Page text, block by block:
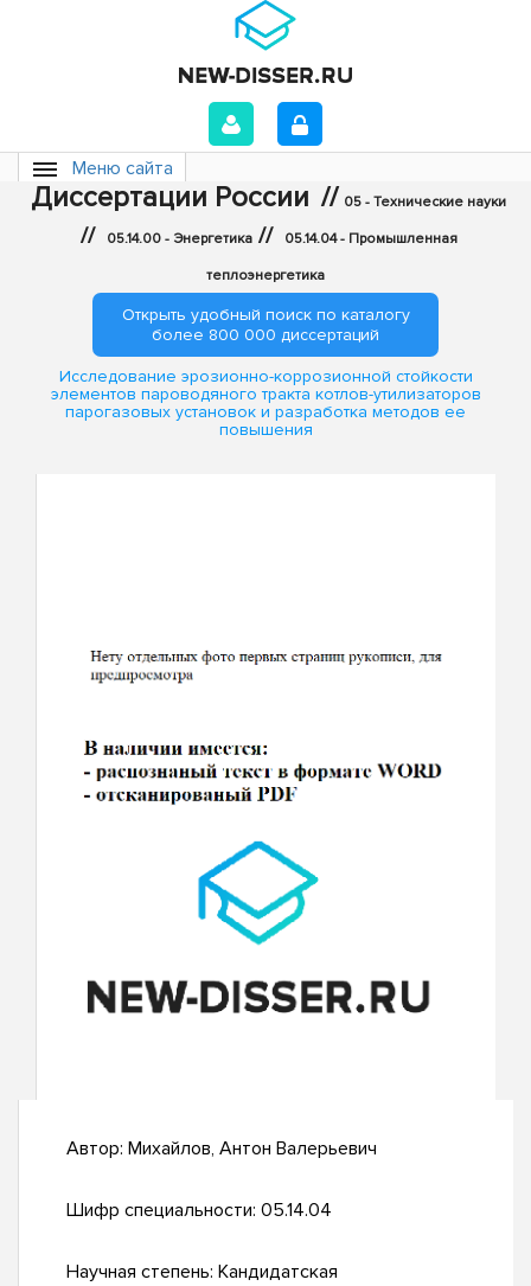
Меню сайта
Диссертации России // 05 - Технические науки
// 05.14.00 - Энергетика // 05.14.04 - Промышленная
теплоэнергетика
Открыть удобный поиск по каталогу
более 800 000 диссертаций
Исследование эрозионно-коррозионной стойкости
элементов пароводяного тракта котлов-утилизаторов
парогазовых установок и разработка методов ее
повышения
Автор: Михайлов, Антон Валерьевич
Шифр специальности: 05.14.04
Научная степень: Кандидатская